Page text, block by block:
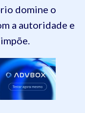
domine o
a autoridade e